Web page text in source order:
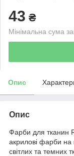
43 ₴
Мінімальна сума
Опис
Опис
Фарби для тканин
акрилові фарби на
світлих та темних